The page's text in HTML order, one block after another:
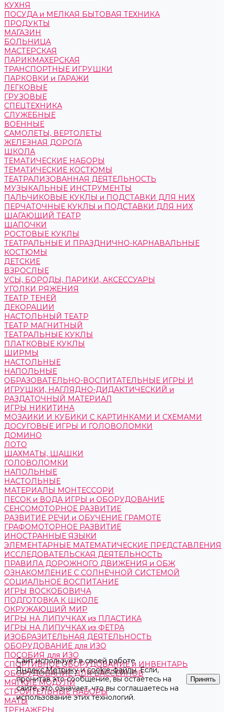
КУХНЯ
ПОСУДА и МЕЛКАЯ БЫТОВАЯ ТЕХНИКА
ПРОДУКТЫ
МАГАЗИН
БОЛЬНИЦА
МАСТЕРСКАЯ
ПАРИКМАХЕРСКАЯ
ТРАНСПОРТНЫЕ ИГРУШКИ
ПАРКОВКИ и ГАРАЖИ
ЛЕГКОВЫЕ
ГРУЗОВЫЕ
СПЕЦТЕХНИКА
СЛУЖЕБНЫЕ
ВОЕННЫЕ
САМОЛЕТЫ, ВЕРТОЛЕТЫ
ЖЕЛЕЗНАЯ ДОРОГА
ШКОЛА
ТЕМАТИЧЕСКИЕ НАБОРЫ
ТЕМАТИЧЕСКИЕ КОСТЮМЫ
ТЕАТРАЛИЗОВАННАЯ ДЕЯТЕЛЬНОСТЬ
МУЗЫКАЛЬНЫЕ ИНСТРУМЕНТЫ
ПАЛЬЧИКОВЫЕ КУКЛЫ и ПОДСТАВКИ ДЛЯ НИХ
ПЕРЧАТОЧНЫЕ КУКЛЫ и ПОДСТАВКИ ДЛЯ НИХ
ШАГАЮЩИЙ ТЕАТР
ШАПОЧКИ
РОСТОВЫЕ КУКЛЫ
ТЕАТРАЛЬНЫЕ И ПРАЗДНИЧНО-КАРНАВАЛЬНЫЕ
КОСТЮМЫ
ДЕТСКИЕ
ВЗРОСЛЫЕ
УСЫ, БОРОДЫ, ПАРИКИ, АКСЕССУАРЫ
УГОЛКИ РЯЖЕНИЯ
ТЕАТР ТЕНЕЙ
ДЕКОРАЦИИ
НАСТОЛЬНЫЙ ТЕАТР
ТЕАТР МАГНИТНЫЙ
ТЕАТРАЛЬНЫЕ КУКЛЫ
ПЛАТКОВЫЕ КУКЛЫ
ШИРМЫ
НАСТОЛЬНЫЕ
НАПОЛЬНЫЕ
ОБРАЗОВАТЕЛЬНО-ВОСПИТАТЕЛЬНЫЕ ИГРЫ И
ИГРУШКИ, НАГЛЯДНО-ДИДАКТИЧЕСКИЙ и
РАЗДАТОЧНЫЙ МАТЕРИАЛ
ИГРЫ НИКИТИНА
МОЗАИКИ И КУБИКИ С КАРТИНКАМИ И СХЕМАМИ
ДОСУГОВЫЕ ИГРЫ И ГОЛОВОЛОМКИ
ДОМИНО
ЛОТО
ШАХМАТЫ, ШАШКИ
ГОЛОВОЛОМКИ
НАПОЛЬНЫЕ
НАСТОЛЬНЫЕ
МАТЕРИАЛЫ МОНТЕССОРИ
ПЕСОК и ВОДА ИГРЫ и ОБОРУДОВАНИЕ
СЕНСОМОТОРНОЕ РАЗВИТИЕ
РАЗВИТИЕ РЕЧИ и ОБУЧЕНИЕ ГРАМОТЕ
ГРАФОМОТОРНОЕ РАЗВИТИЕ
ИНОСТРАННЫЕ ЯЗЫКИ
ЭЛЕМЕНТАРНЫЕ МАТЕМАТИЧЕСКИЕ ПРЕДСТАВЛЕНИЯ
ИССЛЕДОВАТЕЛЬСКАЯ ДЕЯТЕЛЬНОСТЬ
ПРАВИЛА ДОРОЖНОГО ДВИЖЕНИЯ и ОБЖ
ОЗНАКОМЛЕНИЕ С СОЛНЕЧНОЙ СИСТЕМОЙ
СОЦИАЛЬНОЕ ВОСПИТАНИЕ
ИГРЫ ВОСКОБОВИЧА
ПОДГОТОВКА К ШКОЛЕ
ОКРУЖАЮЩИЙ МИР
ИГРЫ НА ЛИПУЧКАХ из ПЛАСТИКА
ИГРЫ НА ЛИПУЧКАХ из ФЕТРА
ИЗОБРАЗИТЕЛЬНАЯ ДЕЯТЕЛЬНОСТЬ
ОБОРУДОВАНИЕ для ИЗО
ПОСОБИЯ для ИЗО
СПОРТИВНОЕ ОБОРУДОВАНИЕ и ИНВЕНТАРЬ
ОБОРУДОВАНИЕ ДЛЯ БАССЕЙНОВ
МЯГКИЕ МОДУЛИ
СТРОИТЕЛЬНЫЕ НАБОРЫ
МАТЫ
ТРЕНАЖЕРЫ
Сайт использует в своей работе
Яндекс.Метрикуиcookie-файлы. Если,
прочитав это сообщение, вы остаетесь на
сайте, это означает, что вы соглашаетесь на
использование этих технологий.
Принять